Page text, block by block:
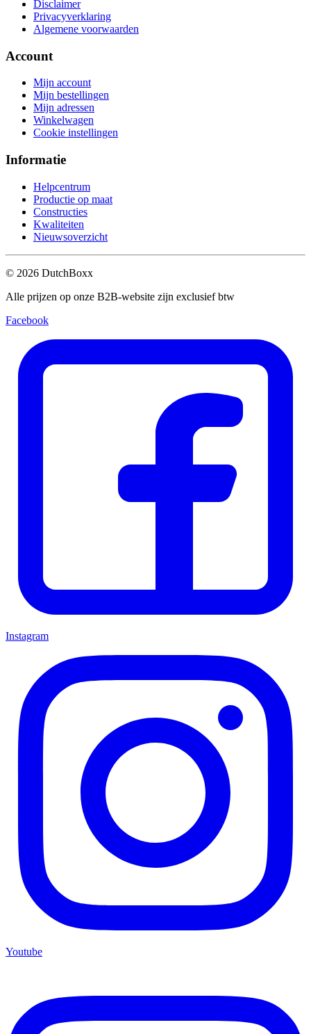
Disclaimer
Privacyverklaring
Algemene voorwaarden
Account
Mijn account
Mijn bestellingen
Mijn adressen
Winkelwagen
Cookie instellingen
Informatie
Helpcentrum
Productie op maat
Constructies
Kwaliteiten
Nieuwsoverzicht
© 2026 DutchBoxx
Alle prijzen op onze B2B-website zijn exclusief btw
Facebook
Instagram
Youtube